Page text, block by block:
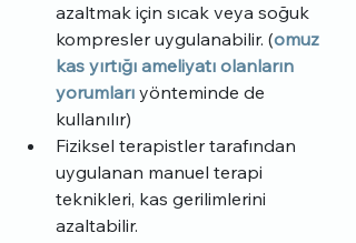
azaltmak için sıcak veya soğuk
kompresler uygulanabilir. (omuz
kas yırtığı ameliyatı olanların
yorumları yönteminde de
kullanılır)
Fiziksel terapistler tarafından
uygulanan manuel terapi
teknikleri, kas gerilimlerini
azaltabilir.